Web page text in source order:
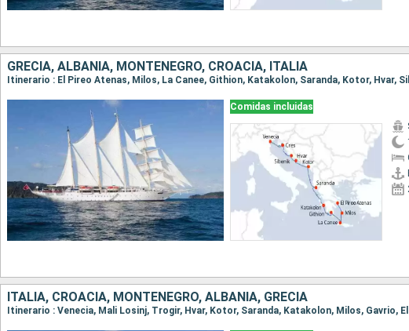
GRECIA, ALBANIA, MONTENEGRO, CROACIA, ITALIA
Itinerario : El Pireo Atenas, Milos, La Canee, Githion, Katakolon, Saranda, Kotor, Hvar,
Comidas incluidas
ITALIA, CROACIA, MONTENEGRO, ALBANIA, GRECIA
Itinerario : Venecia, Mali Losinj, Trogir, Hvar, Kotor, Saranda, Katakolon, Milos, Gavrio,